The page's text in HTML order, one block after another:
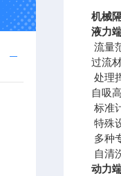
机械
液力
流量
过流
处理
自吸
标准
特殊
多种
自清
动力